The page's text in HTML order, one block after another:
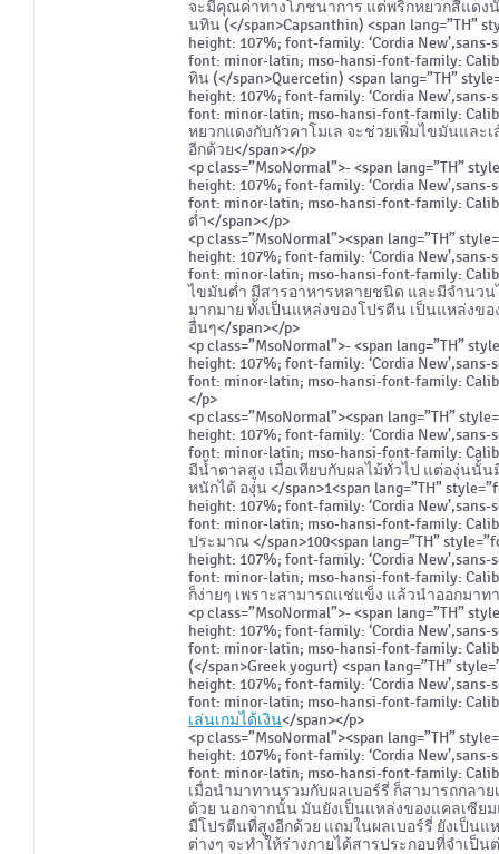
จะมีคุณค่าทางโภชนาการ แต่พริกหยวกสีแด
นทิน (</span>Capsanthin) <span lang=”TH”
height: 107%; font-family: ‘Cordia
font: minor-latin; mso-hansi-font-family:
ทิน (</span>Quercetin) <span lang=”TH”
height: 107%; font-family: ‘Cordia
font: minor-latin; mso-hansi-font-family:
หยวกแดงกับกัวคาโมเล จะช่วยเพิ่มไขมันแล
อีกด้วย</span></p>
<p class=”MsoNormal”>- <span lang=”TH”
height: 107%; font-family: ‘Cordia
font: minor-latin; mso-hansi-font-family:
ต่ำ</span></p>
<p class=”MsoNormal”><span lang=”TH”
height: 107%; font-family: ‘Cordia
font: minor-latin; mso-hansi-font-family:
ไขมันต่ำ มีสารอาหารหลายชนิด และมีจำนว
มากมาย ทั้งเป็นแหล่งของโปรตีน เป็นแหล่งข
อื่นๆ</span></p>
<p class=”MsoNormal”>- <span lang=”TH”
height: 107%; font-family: ‘Cordia
font: minor-latin; mso-hansi-font-family:
</p>
<p class=”MsoNormal”><span lang=”TH”
height: 107%; font-family: ‘Cordia
font: minor-latin; mso-hansi-font-family:
มีน้ำตาลสูง เมื่อเทียบกับผลไม้ทั่วไป แต่องุ่นนั้
หนักได้ องุ่น </span>1<span lang=”TH”
height: 107%; font-family: ‘Cordia
font: minor-latin; mso-hansi-font-family:
ประมาณ </span>100<span lang=”TH”
height: 107%; font-family: ‘Cordia
font: minor-latin; mso-hansi-font-family:
ก็ง่ายๆ เพราะสามารถแช่แข็ง แล้วนำออกมาท
<p class=”MsoNormal”>- <span lang=”TH”
height: 107%; font-family: ‘Cordia
font: minor-latin; mso-hansi-font-family:
(</span>Greek yogurt) <span lang=”TH”
height: 107%; font-family: ‘Cordia
font: minor-latin; mso-hansi-font-family:
เล่นเกมได้เงิน</span></p>
<p class=”MsoNormal”><span lang=”TH”
height: 107%; font-family: ‘Cordia
font: minor-latin; mso-hansi-font-family:
เมื่อนำมาทานรวมกับผลเบอร์รี่ ก็สามารถกลา
ด้วย นอกจากนั้น มันยังเป็นแหล่งของแคลเซีย
มีโปรตีนที่สูงอีกด้วย แถมในผลเบอร์รี่ ยังเป็น
ต่างๆ จะทำให้ร่างกายได้สารประกอบที่จำเป็น